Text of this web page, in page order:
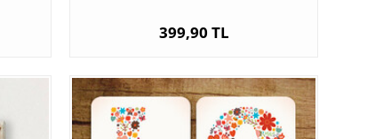
399,90 TL